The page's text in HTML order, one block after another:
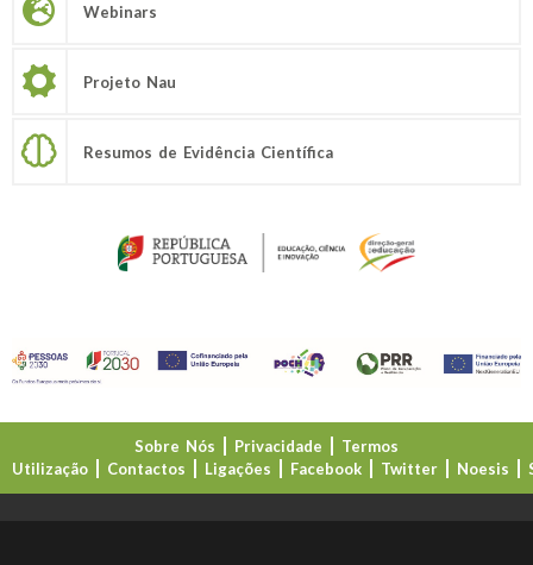
Webinars
Projeto Nau
Resumos de Evidência Científica
Sobre Nós Privacidade
Termos
Utilização
Contactos Ligações Facebook Twitter Noesis